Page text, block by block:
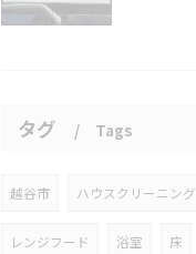
タグ Tags
越谷市 ハウスクリーニング
レンジフード 浴室 床